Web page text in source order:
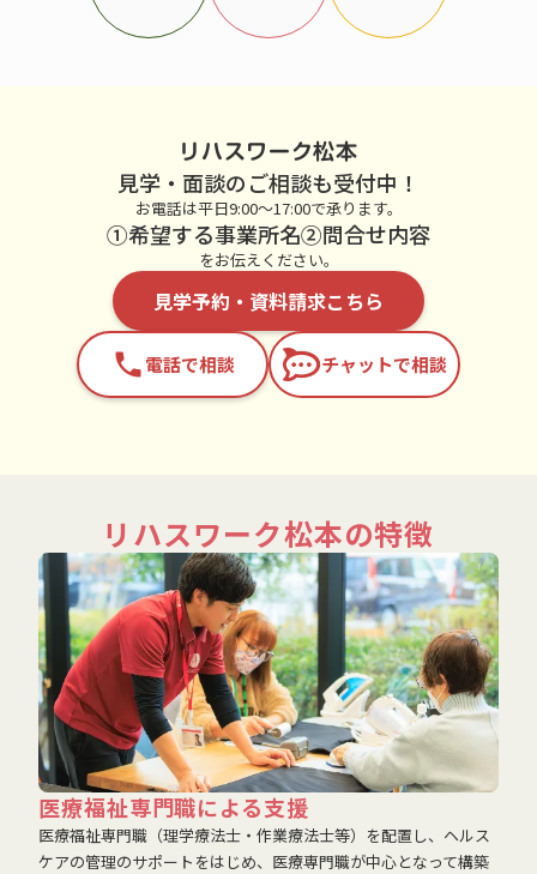
リハスワーク松本
見学・面談のご相談も受付中！
をお伝えください。
①希望する事業所名②問合せ内容
お電話は平日9:00～17:00で承ります。
見学予約・資料請求こちら
phone電話で相談 チャットで相談
リハスワーク松本の特徴
医療福祉専門職による支援
医療福祉専門職（理学療法士・作業療法士等）を配置し、ヘルス
ケアの管理のサポートをはじめ、医療専門職が中心となって構築